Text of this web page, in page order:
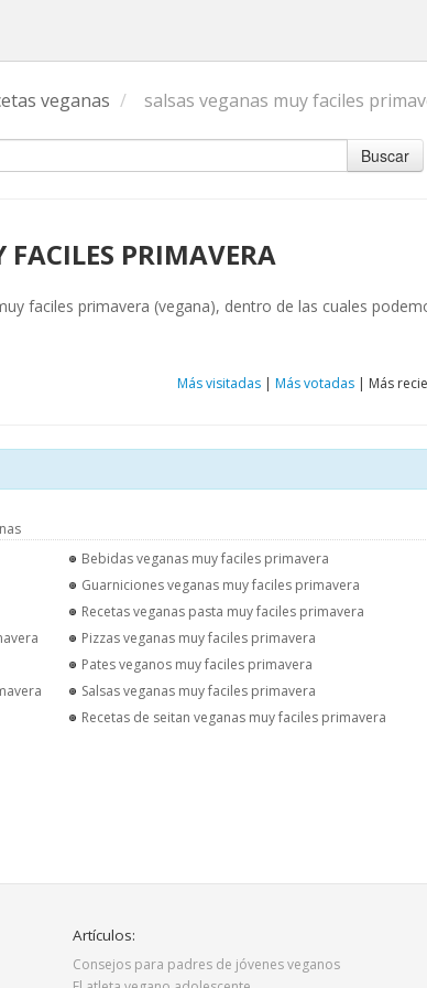
veganas / salsas veganas muy faciles
Buscar
FACILES PRIMAVERA
faciles primavera (vegana), dentro de las cuales
Más visitadas| Más votadas| Más
Bebidas veganas muy faciles primavera
Guarniciones veganas muy faciles primavera
Recetas veganas pasta muy faciles primavera
Pizzas veganas muy faciles primavera
Pates veganos muy faciles primavera
Salsas veganas muy faciles primavera
Recetas de seitan veganas muy faciles primavera
Artículos:
Consejos para padres de jóvenes veganos